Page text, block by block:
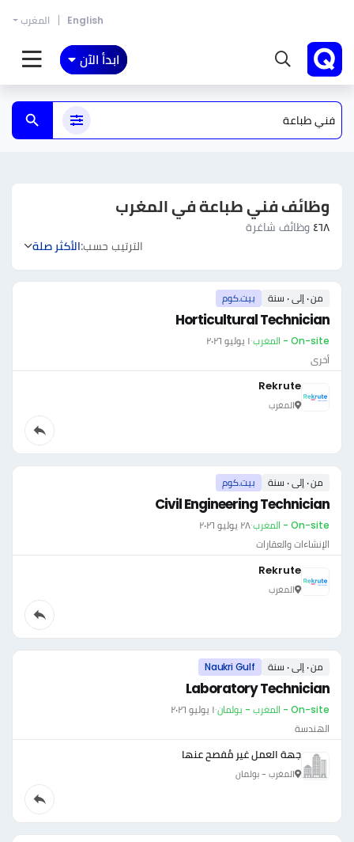
English المغرب
ابدأ الآن
وظائف فني طباعة في المغرب
٤٦٨ وظائف شاغرة
الترتيب حسب:الأكثر صلة
من ٠ إلى ٠ سنة بيت.كوم
Horticultural Technician
On-site - المغرب ·١ يوليو ٢٠٢٦
أخرى
Rekrute
المغرب
من ٠ إلى ٠ سنة بيت.كوم
Civil Engineering Technician
On-site - المغرب ·٢٨ يوليو ٢٠٢٦
الإنشاءات والعقارات
Rekrute
المغرب
من ٠ إلى ٠ سنة Naukri Gulf
Laboratory Technician
On-site - المغرب - بولمان ·١ يوليو ٢٠٢٦
الهندسة
جهة العمل غير مُفصح عنها
المغرب - بولمان